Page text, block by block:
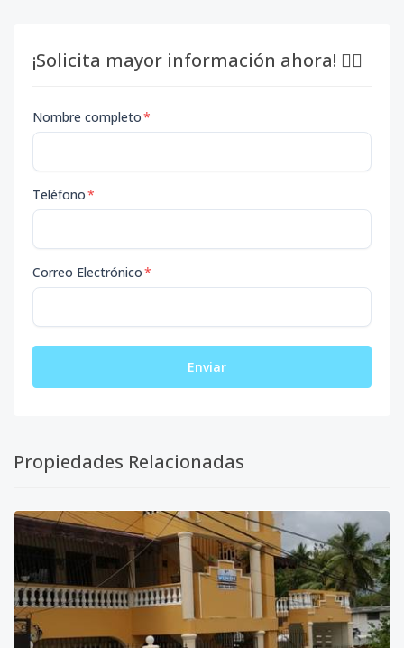
¡Solicita mayor información ahora! 👇🏽
Nombre completo*
Teléfono*
Correo Electrónico*
Enviar
Propiedades Relacionadas